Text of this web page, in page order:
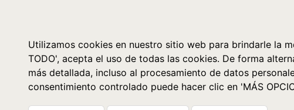
Utilizamos cookies en nuestro sitio web para brindarle la
TODO', acepta el uso de todas las cookies. De forma
más detallada, incluso al procesamiento de datos
consentimiento controlado puede hacer clic en 'MÁS